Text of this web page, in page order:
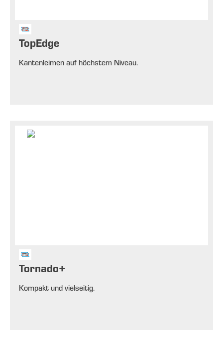
TopEdge
Kantenleimen auf höchstem Niveau.
Tornado+
Kompakt und vielseitig.